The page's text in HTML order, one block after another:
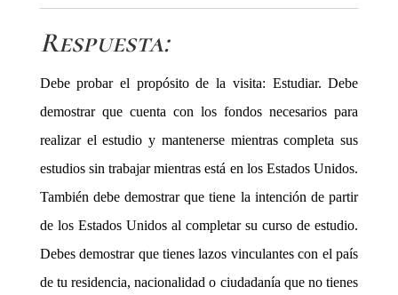
Respuesta:
Debe probar el propósito de la visita: Estudiar. Debe
demostrar que cuenta con los fondos necesarios para
realizar el estudio y mantenerse mientras completa sus
estudios sin trabajar mientras está en los Estados Unidos.
También debe demostrar que tiene la intención de partir
de los Estados Unidos al completar su curso de estudio.
Debes demostrar que tienes lazos vinculantes con el país
de tu residencia, nacionalidad o ciudadanía que no tienes